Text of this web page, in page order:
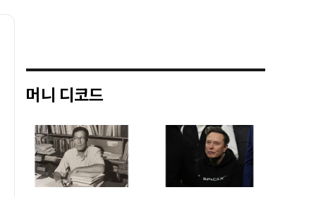
머니 디코드